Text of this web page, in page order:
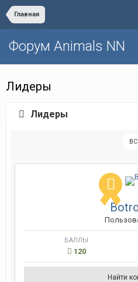
Главная
Форум Animals NN
Лидеры
Лидеры
БАЛЛЫ
120
Найти